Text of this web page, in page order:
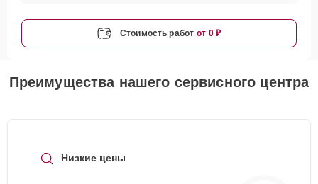
Стоимость работ от 0 ₽
Преимущества нашего сервисного центра
Низкие цены